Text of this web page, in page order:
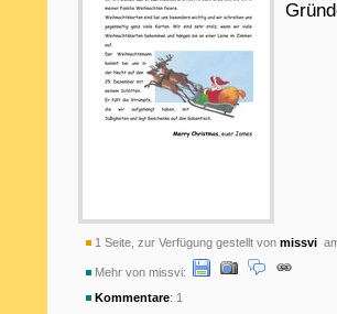
1 Seite, zur Verfügung gestellt von missvi
Mehr von missvi:
Kommentare: 1